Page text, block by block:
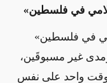
في فلسطين»
في فلسطين»
ومدى غير مسبوقَين،
واحد على نفس